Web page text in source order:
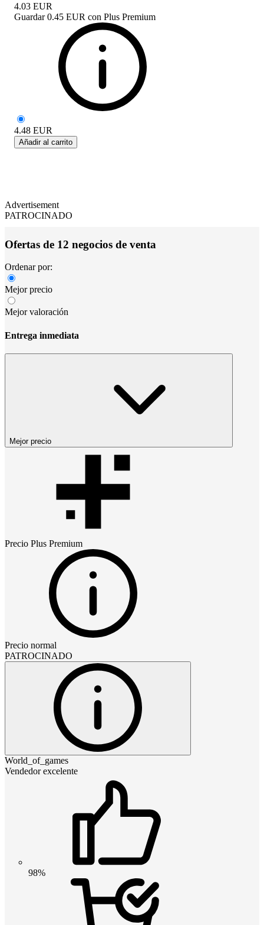
4.03 EUR
Guardar 0.45 EUR con Plus Premium
4.48 EUR
Añadir al carrito
Advertisement
PATROCINADO
Ofertas de 12 negocios de venta
Ordenar por:
Mejor precio
Mejor valoración
Entrega inmediata
Mejor precio
Precio Plus Premium
Precio normal
PATROCINADO
World_of_games
Vendedor excelente
98%